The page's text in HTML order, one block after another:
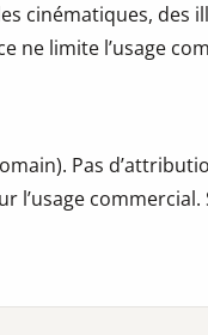
cinématiques, des
ne limite l’usage
Pas
l’usage